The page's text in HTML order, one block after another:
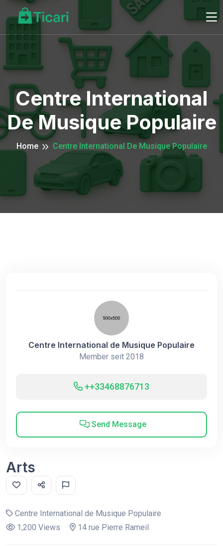
Centre International
De Musique Populaire
Home Centre International De Musique Populaire
Centre International de Musique Populaire
Member seit 2018
++33468876713
Send Message
Arts
Centre International de Musique Populaire
1,200 Views
14 rue Pierre Rameil